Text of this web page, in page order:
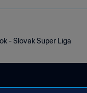
- Slovak Super Liga